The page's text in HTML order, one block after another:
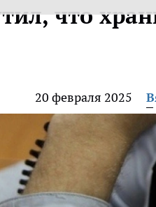
что
20 февраля 2025